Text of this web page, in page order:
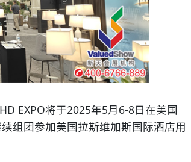
EXPO将于2025年5月6-8日在美国
组团参加美国拉斯维加斯国际酒店用